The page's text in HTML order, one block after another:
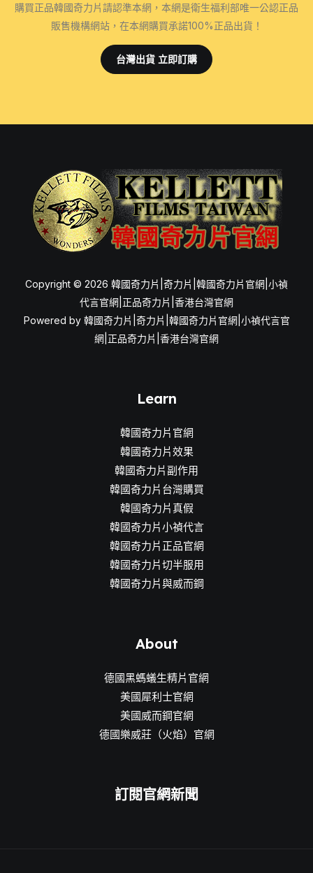
購買正品韓國奇力片請認準本網，本網是衛生福利部唯一公認正品
販售機構網站，在本網購買承諾100%正品出貨！
台灣出貨 立即訂購
Copyright © 2026 韓國奇力片|奇力片|韓國奇力片官網|小禎
代言官網|正品奇力片|香港台灣官網
Powered by 韓國奇力片|奇力片|韓國奇力片官網|小禎代言官
網|正品奇力片|香港台灣官網
Learn
韓國奇力片官網
韓國奇力片效果
韓國奇力片副作用
韓國奇力片台灣購買
韓國奇力片真假
韓國奇力片小禎代言
韓國奇力片正品官網
韓國奇力片切半服用
韓國奇力片與威而鋼
About
德國黑螞蟻生精片官網
美國犀利士官網
美國威而鋼官網
德國樂威莊（火焰）官網
訂閱官網新聞